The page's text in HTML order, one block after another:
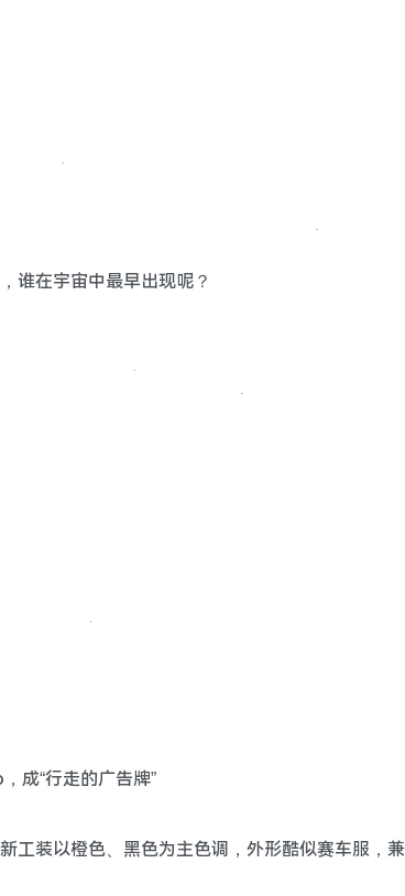
谁在宇宙中最早出现呢？
成“行走的广告牌”
工装以橙色、黑色为主色调，外形酷似赛车服，兼